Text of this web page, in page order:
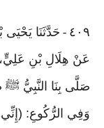
٤٠٩ - حَدَّثَنَا
عَنْ هِلَالِ بْنِ
صَلَّى بِنَا النَّبِيُّ ﷺ
وَفِي الرُّكُوعِ: